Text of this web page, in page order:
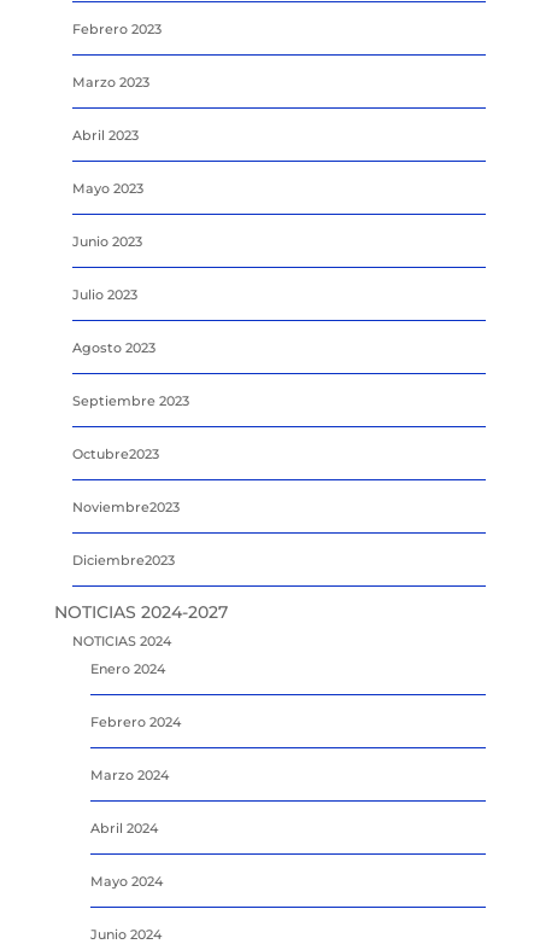
Febrero 2023
Marzo 2023
Abril 2023
Mayo 2023
Junio 2023
Julio 2023
Agosto 2023
Septiembre 2023
Octubre2023
Noviembre2023
Diciembre2023
NOTICIAS 2024-2027
NOTICIAS 2024
Enero 2024
Febrero 2024
Marzo 2024
Abril 2024
Mayo 2024
Junio 2024